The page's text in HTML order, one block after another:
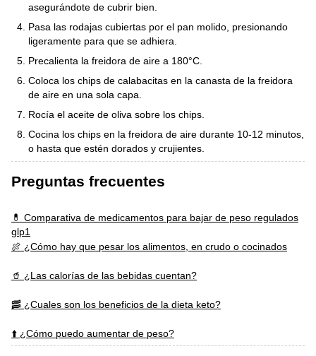
asegurándote de cubrir bien.
Pasa las rodajas cubiertas por el pan molido, presionando
ligeramente para que se adhiera.
Precalienta la freidora de aire a 180°C.
Coloca los chips de calabacitas en la canasta de la freidora
de aire en una sola capa.
Rocía el aceite de oliva sobre los chips.
Cocina los chips en la freidora de aire durante 10-12 minutos,
o hasta que estén dorados y crujientes.
Preguntas frecuentes
💊 Comparativa de medicamentos para bajar de peso regulados
glp1
🍖 ¿Cómo hay que pesar los alimentos, en crudo o cocinados
🥤 ¿Las calorías de las bebidas cuentan?
🥓 ¿Cuales son los beneficios de la dieta keto?
⬆️ ¿Cómo puedo aumentar de peso?